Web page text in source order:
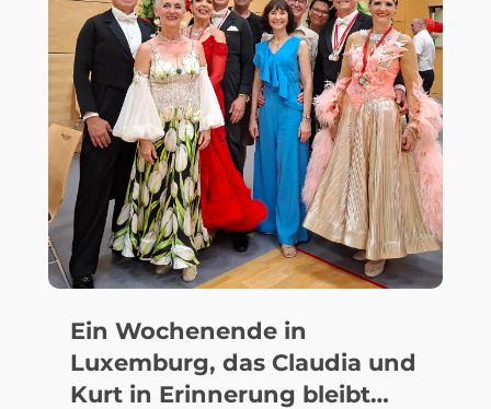
Ein Wochenende in
Luxemburg, das Claudia und
Kurt in Erinnerung bleibt…